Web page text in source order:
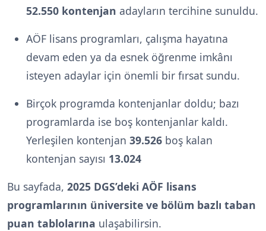
52.550 kontenjan adayların tercihine sunuldu.
AÖF lisans programları, çalışma hayatına
devam eden ya da esnek öğrenme imkânı
isteyen adaylar için önemli bir fırsat sundu.
Birçok programda kontenjanlar doldu; bazı
programlarda ise boş kontenjanlar kaldı.
Yerleşilen kontenjan 39.526 boş kalan
kontenjan sayısı 13.024
Bu sayfada, 2025 DGS’deki AÖF lisans
programlarının üniversite ve bölüm bazlı taban
puan tablolarına ulaşabilirsin.